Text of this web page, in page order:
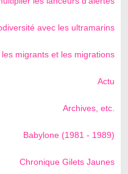
avec les ultramarins
migrants et les migrations
Actu
Archives, etc.
Babylone (1981 - 1989)
Chronique Gilets Jaunes